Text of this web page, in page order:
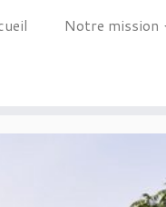
Notre mission